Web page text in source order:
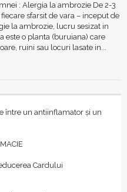
: Alergia la ambrozie De 2-3
sfarsit de vara – inceput de
la ambrozie, lucru sesizat in
este o planta (buruiana) care
ruini sau locuri lasate in...
între un antiinflamator și un
Cardului